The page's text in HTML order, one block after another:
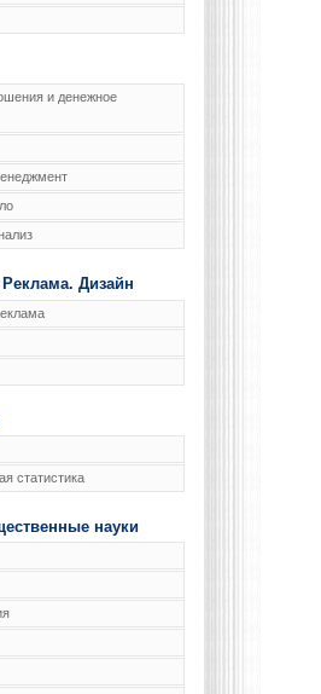
и денежное
Реклама. Дизайн
статистика
науки